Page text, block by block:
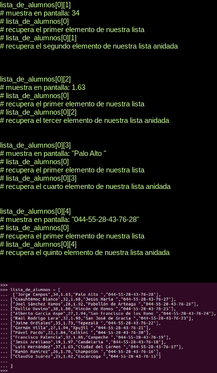
lista_de_alumnos[0][1]
# muestra en pantalla: 34
# lista_de_alumnos[0]
# recupera el primer elemento de nuestra lista
# lista_de_alumnos[0][1]
# recupera el segundo elemento de nuestra lista anidada
lista_de_alumnos[0][2]
# muestra en pantalla: 1.63
# lista_de_alumnos[0]
# recupera el primer elemento de nuestra lista
# lista_de_alumnos[0][2]
# recupera el tercer elemento de nuestra lista anidada
lista_de_alumnos[0][3]
# muestra en pantalla: "Palo Alto "
# lista_de_alumnos[0]
# recupera el primer elemento de nuestra lista
# lista_de_alumnos[0][3]
# recupera el cuarto elemento de nuestra lista anidada
lista_de_alumnos[0][4]
# muestra en pantalla: "044-55-28-43-76-28"
# lista_de_alumnos[0]
# recupera el primer elemento de nuestra lista
# lista_de_alumnos[0][4]
# recupera el quinto elemento de nuestra lista anidada